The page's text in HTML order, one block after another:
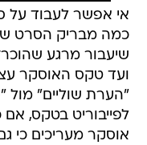
אי אפשר לעבוד על
כמה מבריק הסרט
שיעבור מרגע
ועד טקס האוסקר
"הערת שוליים" מול
לפייבוריט בטקס,
אוסקר מעריכים כי